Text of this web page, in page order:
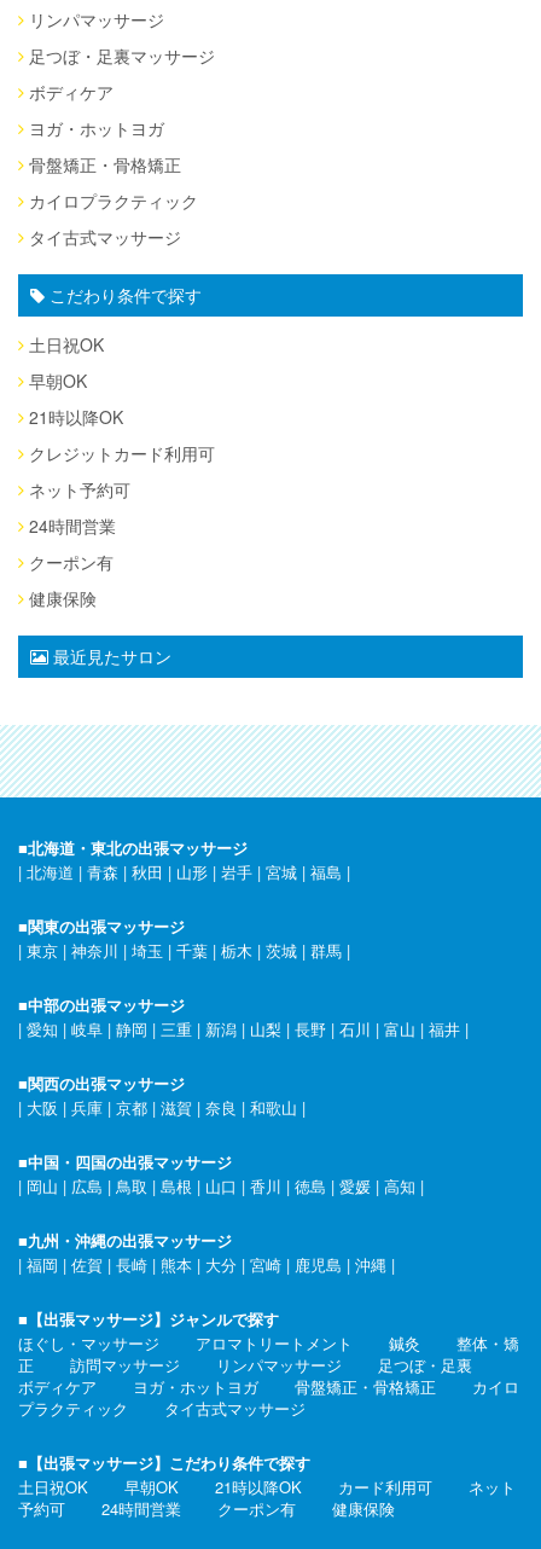
リンパマッサージ
足つぼ・足裏マッサージ
ボディケア
ヨガ・ホットヨガ
骨盤矯正・骨格矯正
カイロプラクティック
タイ古式マッサージ
こだわり条件で探す
土日祝OK
早朝OK
21時以降OK
クレジットカード利用可
ネット予約可
24時間営業
クーポン有
健康保険
最近見たサロン
■北海道・東北の出張マッサージ
| 北海道 | 青森 | 秋田 | 山形 | 岩手 | 宮城 | 福島 |
■関東の出張マッサージ
| 東京 | 神奈川 | 埼玉 | 千葉 | 栃木 | 茨城 | 群馬 |
■中部の出張マッサージ
| 愛知 | 岐阜 | 静岡 | 三重 | 新潟 | 山梨 | 長野 | 石川 | 富山 | 福井 |
■関西の出張マッサージ
| 大阪 | 兵庫 | 京都 | 滋賀 | 奈良 | 和歌山 |
■中国・四国の出張マッサージ
| 岡山 | 広島 | 鳥取 | 島根 | 山口 | 香川 | 徳島 | 愛媛 | 高知 |
■九州・沖縄の出張マッサージ
| 福岡 | 佐賀 | 長崎 | 熊本 | 大分 | 宮崎 | 鹿児島 | 沖縄 |
■【出張マッサージ】ジャンルで探す
ほぐし・マッサージ
アロマトリートメント 鍼灸
整体・矯
正
訪問マッサージ リンパマッサージ
足つぼ・足裏
ボディケア
ヨガ・ホットヨガ 骨盤矯正・骨格矯正
カイロ
プラクティック
タイ古式マッサージ
■【出張マッサージ】こだわり条件で探す
土日祝OK
早朝OK 21時以降OK カード利用可
ネット
予約可
24時間営業 クーポン有 健康保険